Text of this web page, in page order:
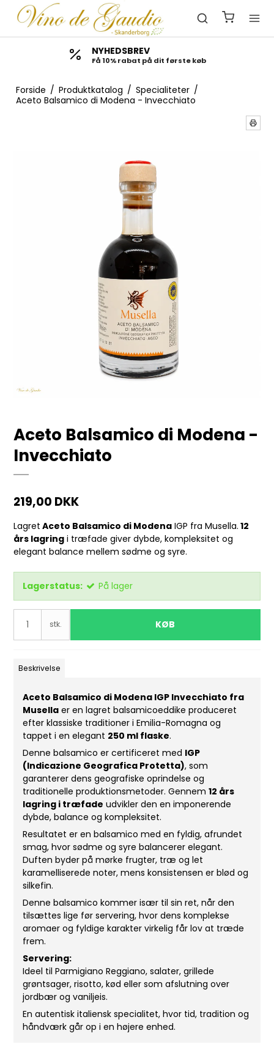
NYHEDSBREV
Få 10% rabat på dit første køb
Forside / Produktkatalog / Specialiteter /
Aceto Balsamico di Modena - Invecchiato
Aceto Balsamico di Modena -
Invecchiato
219,00 DKK
Lagret Aceto Balsamico di Modena IGP fra Musella. 12
års lagring i træfade giver dybde, kompleksitet og
elegant balance mellem sødme og syre.
Lagerstatus: På lager
stk. KØB
Beskrivelse
Aceto Balsamico di Modena IGP Invecchiato fra
Musella er en lagret balsamicoeddike produceret
efter klassiske traditioner i Emilia-Romagna og
tappet i en elegant 250 ml flaske.
Denne balsamico er certificeret med IGP
(Indicazione Geografica Protetta), som
garanterer dens geografiske oprindelse og
traditionelle produktionsmetoder. Gennem12 års
lagring i træfade udvikler den en imponerende
dybde, balance og kompleksitet.
Resultatet er en balsamico med en fyldig, afrundet
smag, hvor sødme og syre balancerer elegant.
Duften byder på mørke frugter, træ og let
karamelliserede noter, mens konsistensen er blød og
silkefin.
Denne balsamico kommer især til sin ret, når den
tilsættes lige før servering, hvor dens komplekse
aromaer og fyldige karakter virkelig får lov at træde
frem.
Servering:
Ideel til Parmigiano Reggiano, salater, grillede
grøntsager, risotto, kød eller som afslutning over
jordbær og vaniljeis.
En autentisk italiensk specialitet, hvor tid, tradition og
håndværk går op i en højere enhed.